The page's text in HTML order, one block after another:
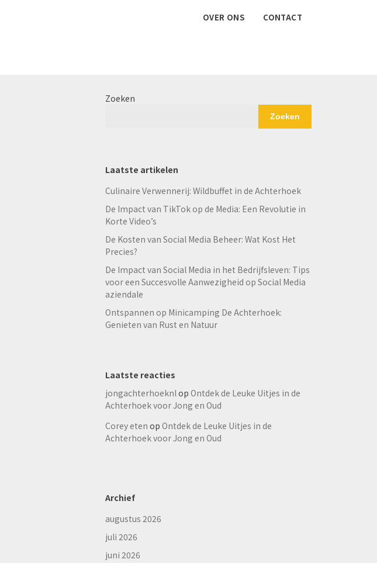
OVER ONS CONTACT
Zoeken
Zoeken
Laatste artikelen
Culinaire Verwennerij: Wildbuffet in de Achterhoek
De Impact van TikTok op de Media: Een Revolutie in
Korte Video’s
De Kosten van Social Media Beheer: Wat Kost Het
Precies?
De Impact van Social Media in het Bedrijfsleven: Tips
voor een Succesvolle Aanwezigheid op Social Media
aziendale
Ontspannen op Minicamping De Achterhoek:
Genieten van Rust en Natuur
Laatste reacties
jongachterhoeknlop Ontdek de Leuke Uitjes in de
Achterhoek voor Jong en Oud
Corey eten op Ontdek de Leuke Uitjes in de
Achterhoek voor Jong en Oud
Archief
augustus 2026
juli 2026
juni 2026